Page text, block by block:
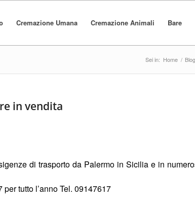
Cremazione Umana Cremazione Animali Bare
Sei in: Home / Blog
in vendita
di trasporto da Palermo in Sicilia e in
tutto l’anno Tel. 09147617